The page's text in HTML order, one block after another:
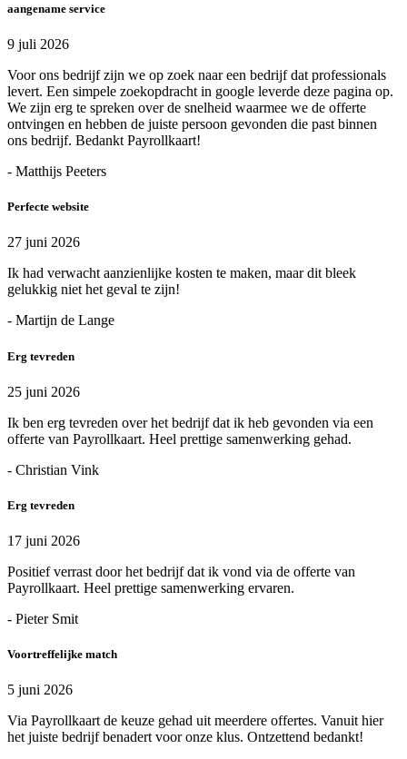
aangename service
9 juli 2026
Voor ons bedrijf zijn we op zoek naar een bedrijf dat professionals
levert. Een simpele zoekopdracht in google leverde deze pagina op.
We zijn erg te spreken over de snelheid waarmee we de offerte
ontvingen en hebben de juiste persoon gevonden die past binnen
ons bedrijf. Bedankt Payrollkaart!
- Matthijs Peeters
Perfecte website
27 juni 2026
Ik had verwacht aanzienlijke kosten te maken, maar dit bleek
gelukkig niet het geval te zijn!
- Martijn de Lange
Erg tevreden
25 juni 2026
Ik ben erg tevreden over het bedrijf dat ik heb gevonden via een
offerte van Payrollkaart. Heel prettige samenwerking gehad.
- Christian Vink
Erg tevreden
17 juni 2026
Positief verrast door het bedrijf dat ik vond via de offerte van
Payrollkaart. Heel prettige samenwerking ervaren.
- Pieter Smit
Voortreffelijke match
5 juni 2026
Via Payrollkaart de keuze gehad uit meerdere offertes. Vanuit hier
het juiste bedrijf benadert voor onze klus. Ontzettend bedankt!